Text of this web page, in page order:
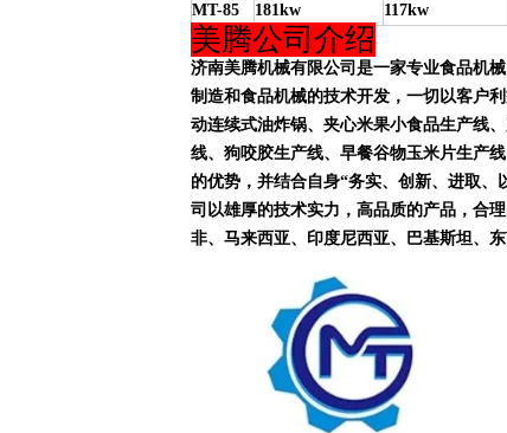
MT-85
181kw 117kw
美腾公司介绍
济南美腾机械有限公司是一家专业食品机械
制造和食品机械的技术开发，一切以客户
动连续式油炸锅、夹心米果小食品生产线
线、狗咬胶生产线、早餐谷物玉米片生产
的优势，并结合自身“务实、创新、进取
司以雄厚的技术实力，高品质的产品，合
非、马来西亚、印度尼西亚、巴基斯坦、